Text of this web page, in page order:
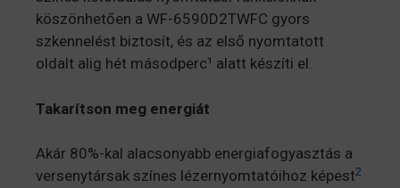
köszönhetően a WF-6590D2TWFC gyors
szkennelést biztosít, és az első nyomtatott
oldalt alig hét másodperc¹ alatt készíti el.
Takarítson meg energiát
Akár 80%-kal alacsonyabb energiafogyasztás a
versenytársak színes lézernyomtatóihoz képest2